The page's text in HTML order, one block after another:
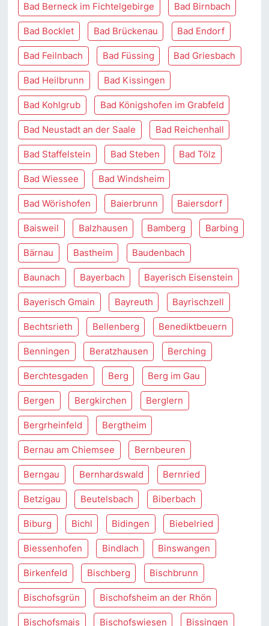
Bad Berneck im Fichtelgebirge Bad Birnbach
Bad Bocklet Bad Brückenau Bad Endorf
Bad Feilnbach Bad Füssing Bad Griesbach
Bad Heilbrunn Bad Kissingen
Bad Kohlgrub Bad Königshofen im Grabfeld
Bad Neustadt an der Saale Bad Reichenhall
Bad Staffelstein Bad Steben Bad Tölz
Bad Wiessee Bad Windsheim
Bad Wörishofen Baierbrunn Baiersdorf
Baisweil Balzhausen Bamberg Barbing
Bärnau Bastheim Baudenbach
Baunach Bayerbach Bayerisch Eisenstein
Bayerisch Gmain Bayreuth Bayrischzell
Bechtsrieth Bellenberg Benediktbeuern
Benningen Beratzhausen Berching
Berchtesgaden Berg Berg im Gau
Bergen Bergkirchen Berglern
Bergrheinfeld Bergtheim
Bernau am Chiemsee Bernbeuren
Berngau Bernhardswald Bernried
Betzigau Beutelsbach Biberbach
Biburg Bichl Bidingen Biebelried
Biessenhofen Bindlach Binswangen
Birkenfeld Bischberg Bischbrunn
Bischofsgrün Bischofsheim an der Rhön
Bischofsmais Bischofswiesen Bissingen